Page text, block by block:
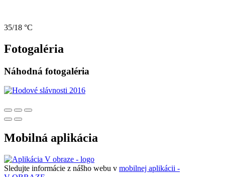
35/18 °C
Fotogaléria
Náhodná fotogaléria
Mobilná aplikácia
Sledujte informácie z nášho webu v mobilnej aplikácii -